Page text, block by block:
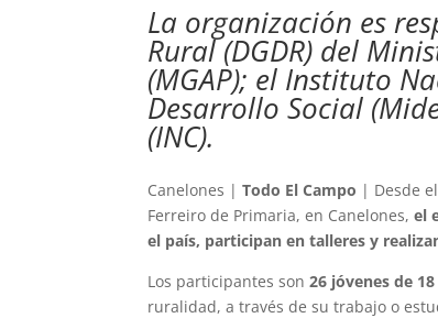
La organización es
Rural (DGDR) del
(MGAP); el Instituto
Desarrollo Social
(INC).
Canelones |Todo El Campo | Desde
Ferreiro de Primaria, en Canelones,el
el país, participan en talleres y
Los participantes son26 jóvenes de
ruralidad, a través de su trabajo o